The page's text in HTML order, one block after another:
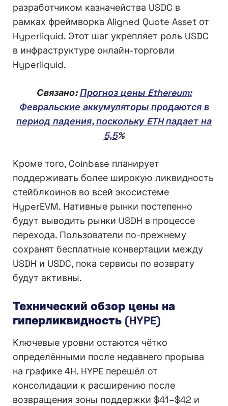
разработчиком казначейства USDC в
рамках фреймворка Aligned Quote Asset от
Hyperliquid. Этот шаг укрепляет роль USDC
в инфраструктуре онлайн-торговли
Hyperliquid.
Связано:Прогноз цены Ethereum:
Февральские аккумуляторы продаются в
период падения, поскольку ETH падает на
5,5%
Кроме того, Coinbase планирует
поддерживать более широкую ликвидность
стейблкоинов во всей экосистеме
HyperEVM. Нативные рынки постепенно
будут выводить рынки USDH в процессе
перехода. Пользователи по-прежнему
сохранят бесплатные конвертации между
USDH и USDC, пока сервисы по возврату
будут активны.
Технический обзор цены на
гиперликвидность (HYPE)
Ключевые уровни остаются чётко
определёнными после недавнего прорыва
на графике 4H. HYPE перешёл от
консолидации к расширению после
возвращения зоны поддержки $41–$42 и